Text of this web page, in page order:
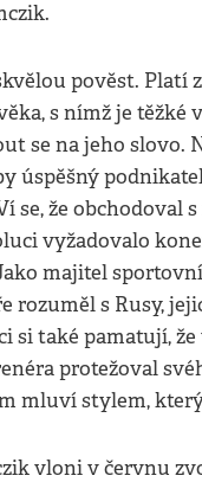
pověst. Platí
s nímž je těžké
se na jeho slovo.
úspěšný
se, že obchodoval
vyžadovalo
majitel
rozuměl s Rusy,
si také pamatují, že
protežoval
mluví stylem,
vloni v červnu